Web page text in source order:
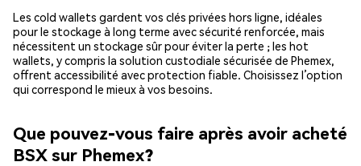
Les cold wallets gardent vos clés privées hors ligne, idéales
pour le stockage à long terme avec sécurité renforcée, mais
nécessitent un stockage sûr pour éviter la perte ; les hot
wallets, y compris la solution custodiale sécurisée de Phemex,
offrent accessibilité avec protection fiable. Choisissez l’option
qui correspond le mieux à vos besoins.
Que pouvez-vous faire après avoir acheté
BSX sur Phemex?